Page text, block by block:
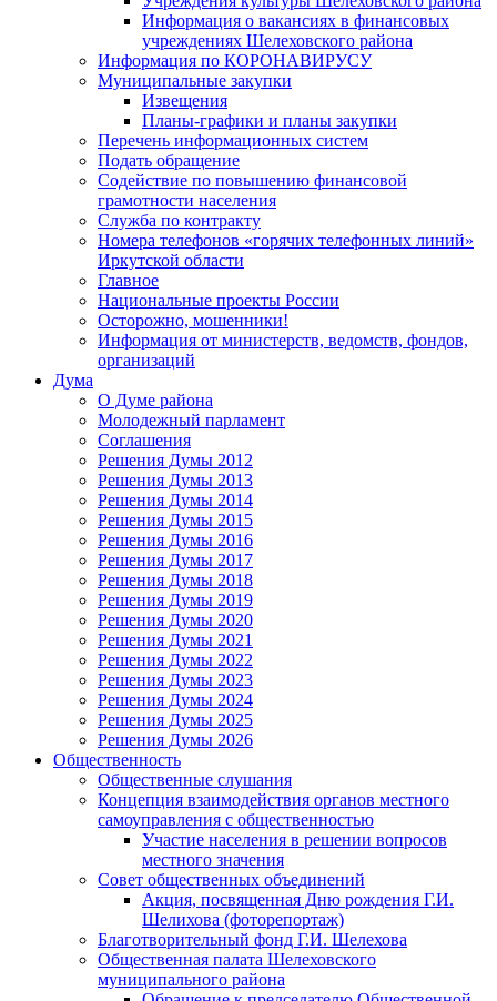
Информация о вакансиях в финансовых
учреждениях Шелеховского района
Информация по КОРОНАВИРУСУ
Муниципальные закупки
Извещения
Планы-графики и планы закупки
Перечень информационных систем
Подать обращение
Содействие по повышению финансовой
грамотности населения
Служба по контракту
Номера телефонов «горячих телефонных линий»
Иркутской области
Главное
Национальные проекты России
Осторожно, мошенники!
Информация от министерств, ведомств, фондов,
организаций
Дума
О Думе района
Молодежный парламент
Соглашения
Решения Думы 2012
Решения Думы 2013
Решения Думы 2014
Решения Думы 2015
Решения Думы 2016
Решения Думы 2017
Решения Думы 2018
Решения Думы 2019
Решения Думы 2020
Решения Думы 2021
Решения Думы 2022
Решения Думы 2023
Решения Думы 2024
Решения Думы 2025
Решения Думы 2026
Общественность
Общественные слушания
Концепция взаимодействия органов местного
самоуправления с общественностью
Участие населения в решении вопросов
местного значения
Совет общественных объединений
Акция, посвященная Дню рождения Г.И.
Шелихова (фоторепортаж)
Благотворительный фонд Г.И. Шелехова
Общественная палата Шелеховского
муниципального района